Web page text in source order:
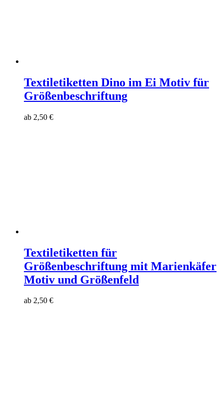
Textiletiketten Dino im Ei Motiv für
Größenbeschriftung
ab 2,50 €
Textiletiketten für
Größenbeschriftung mit Marienkäfer
Motiv und Größenfeld
ab 2,50 €